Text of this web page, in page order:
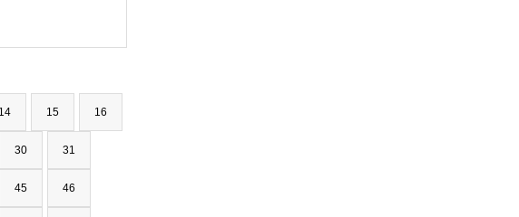
14 15 16
30 31
45 46